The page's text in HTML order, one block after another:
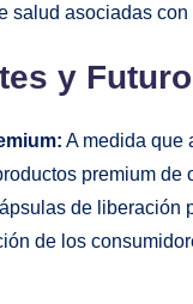
salud asociadas con
y
A medida que
premium de
de liberación
de los